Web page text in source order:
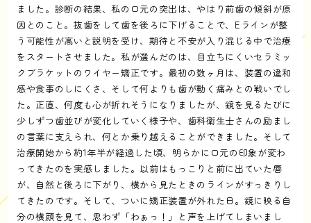
ました。診断の結果、私の口元の突出は、やはり前歯の傾斜が原
因とのこと。抜歯をして歯を後ろに下げることで、Eラインが整
う可能性が高いと説明を受け、期待と不安が入り混じる中で治療
をスタートさせました。私が選んだのは、目立ちにくいセラミッ
クブラケットのワイヤー矯正です。最初の数ヶ月は、装置の違和
感や食事のしにくさ、そして何よりも歯が動く痛みとの戦いでし
た。正直、何度も心が折れそうになりましたが、鏡を見るたびに
少しずつ歯並びが変化していく様子や、歯科衛生士さんの励まし
の言葉に支えられ、何とか乗り越えることができました。そして
治療開始から約1年半が経過した頃、明らかに口元の印象が変わ
ってきたのを実感しました。以前はもっこりと前に出ていた唇
が、自然と後ろに下がり、横から見たときのラインがすっきりし
てきたのです。そして、ついに矯正装置が外れた日。鏡に映る自
分の横顔を見て、思わず「わぁっ！」と声を上げてしまいまし